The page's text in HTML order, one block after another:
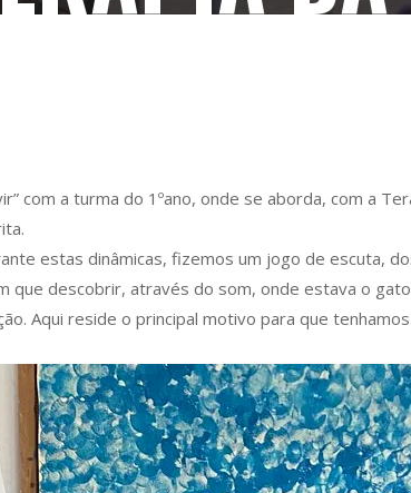
com a turma do 1ºano, onde se aborda, com a
estas dinâmicas, fizemos um jogo de escuta,
que descobrir, através do som, onde estava o
Aqui reside o principal motivo para que